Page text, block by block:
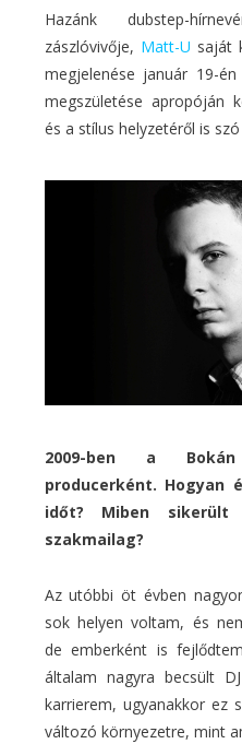
Hazánk dubstep-
zászlóvivője, Matt-U saját
megjelenése január 19-
megszületése apropóján
és a stílus helyzetéről is
2009-ben a
producerként.
időt? Miben sikerült
szakmailag?
Az utóbbi öt évben
sok helyen voltam, és
de emberként is
általam nagyra becsült
karrierem, ugyanakkor ez
változó környezetre, mint